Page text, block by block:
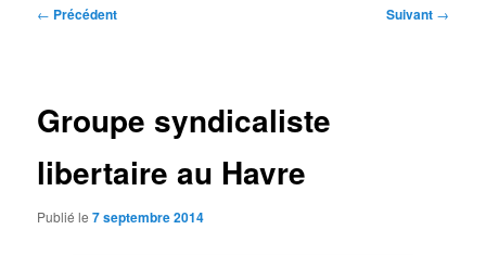
Navigation
← Précédent Suivant →
Groupe syndicaliste
libertaire au Havre
Publié le7 septembre 2014